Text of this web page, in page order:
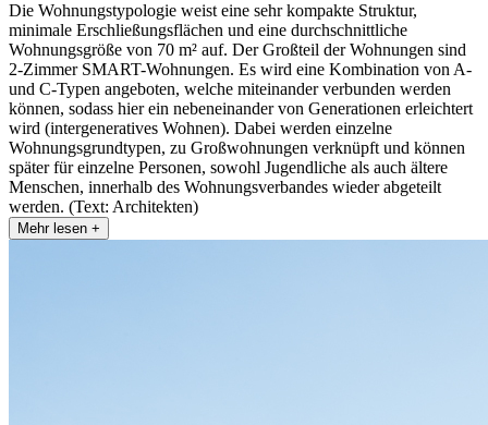
Die Wohnungstypologie weist eine sehr kompakte Struktur,
minimale Erschließungsflächen und eine durchschnittliche
Wohnungsgröße von 70 m² auf. Der Großteil der Wohnungen sind
2-Zimmer SMART-Wohnungen. Es wird eine Kombination von A-
und C-Typen angeboten, welche miteinander verbunden werden
können, sodass hier ein nebeneinander von Generationen erleichtert
wird (intergeneratives Wohnen). Dabei werden einzelne
Wohnungsgrundtypen, zu Großwohnungen verknüpft und können
später für einzelne Personen, sowohl Jugendliche als auch ältere
Menschen, innerhalb des Wohnungsverbandes wieder abgeteilt
werden. (Text: Architekten)
Mehr lesen +